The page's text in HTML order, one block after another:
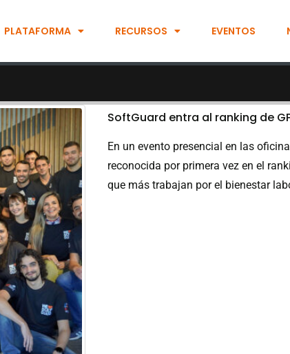
PLATAFORMA RECURSOS EVENTOS
SoftGuard entra al ranking de
En un evento presencial en las
reconocida por primera vez en el
que más trabajan por el bienestar